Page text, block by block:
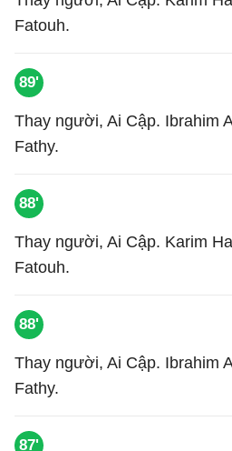
Fatouh.
89'
Thay người, Ai Cập. Ibrahim
Fathy.
88'
Thay người, Ai Cập. Karim
Fatouh.
88'
Thay người, Ai Cập. Ibrahim
Fathy.
87'